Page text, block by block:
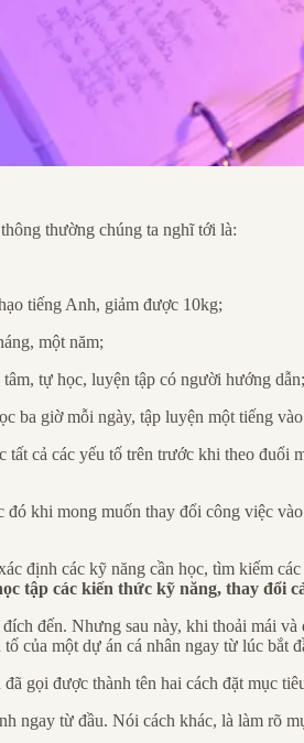
thường chúng ta nghĩ tới là:
tiếng Anh, giảm được 10kg;
một năm;
tự học, luyện tập có người hướng dẫn;
ba giờ mỗi ngày, tập luyện một tiếng
cả các yếu tố trên trước khi theo
khi mong muốn thay đổi công việc
định các kỹ năng cần học, tìm kiếm
tập các kiến thức kỹ năng, thay đổi
đến. Nhưng sau này, khi thoải mái
của một dự án cá nhân ngay từ lúc bắt
gọi được thành tên hai cách đặt mục
ngay từ đầu. Nói cách khác, là làm rõ